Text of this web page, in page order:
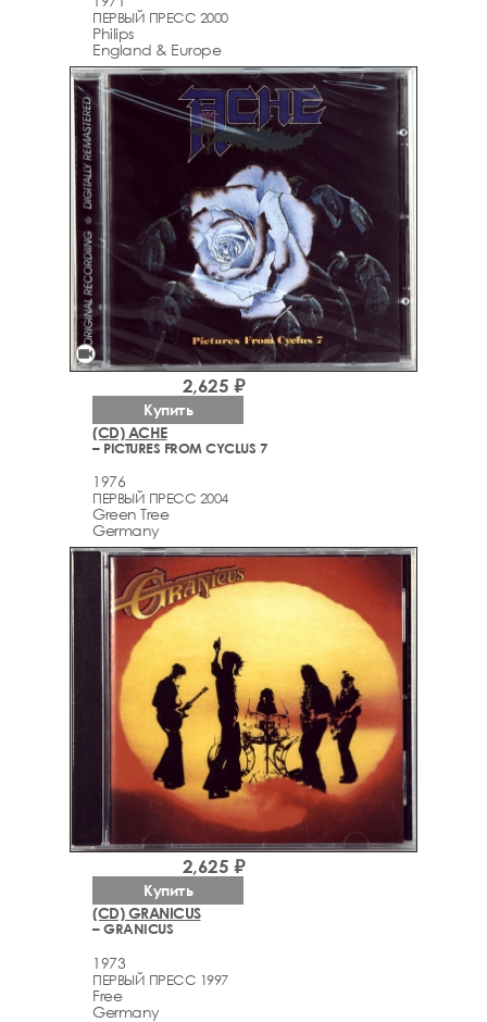
ПЕРВЫЙ ПРЕСС 2000
Philips
England & Europe
videocam
(CD) ACHE
– PICTURES FROM CYCLUS 7
1976
ПЕРВЫЙ ПРЕСС 2004
Green Tree
Germany
2,625 ₽
Купить
(CD) GRANICUS
– GRANICUS
1973
ПЕРВЫЙ ПРЕСС 1997
Free
Germany
2,625 ₽
Купить